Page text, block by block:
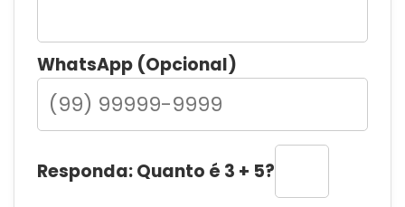
WhatsApp (Opcional)
Responda: Quanto é 3 + 5?